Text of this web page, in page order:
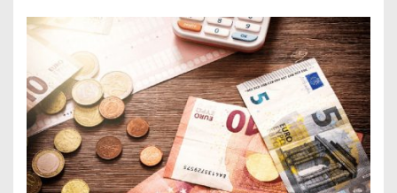
einen
10000
Euro
Kredit
finden